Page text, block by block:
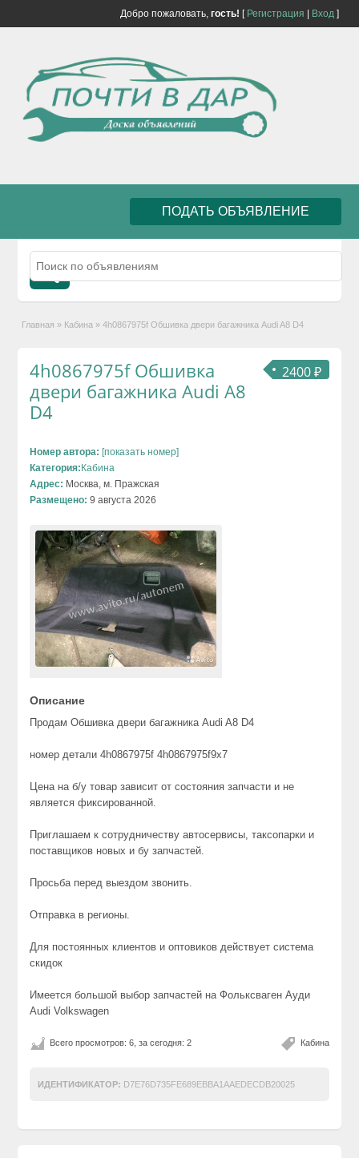
Добро пожаловать, гость! [ Регистрация Вход]
ПОДАТЬ ОБЪЯВЛЕНИЕ
Главная » Кабина » 4h0867975f Обшивка двери багажника Audi A8 D4
2400 ₽
4h0867975f Обшивка
двери багажника Audi A8
D4
Номер автора: [показать номер]
Категория: Кабина
Адрес: Москва, м. Пражская
Размещено: 9 августа 2026
Описание
Продам Обшивка двери багажника Audi A8 D4
номер детали 4h0867975f 4h0867975f9x7
Цена на б/у товар зависит от состояния запчасти и не
является фиксированной.
Приглашаем к сотрудничеству автосервисы, таксопарки и
поставщиков новых и бу запчастей.
Просьба перед выездом звонить.
Отправка в регионы.
Для постоянных клиентов и оптовиков действует система
скидок
Имеется большой выбор запчастей на Фольксваген Ауди
Audi Volkswagen
Кабина
Всего просмотров: 6, за сегодня: 2
ИДЕНТИФИКАТОР: D7E76D735FE689EBBA1AAEDECDB20025